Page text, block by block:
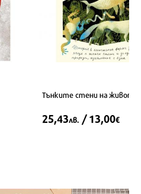
Тънките стени на живота
25,43лв. / 13,00€